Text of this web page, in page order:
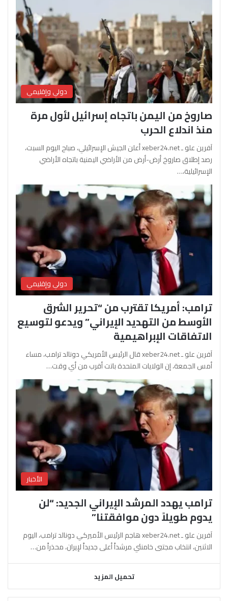
دولي وإقليمي
صاروخ من اليمن باتجاه إسرائيل لأول مرة
منذ اندلاع الحرب
آفرين علو ـ xeber24.net أعلن الجيش الإسرائيلي، صباح اليوم السبت،
رصد إطلاق صاروخ أرض-أرض من الأراضي اليمنية باتجاه الأراضي
الإسرائيلية،…
دولي وإقليمي
ترامب: أمريكا تقترب من “تحرير الشرق
الأوسط من التهديد الإيراني” ويدعو لتوسيع
الاتفاقات الإبراهيمية
آفرين علو ـ xeber24.net قال الرئيس الأمريكي دونالد ترامب، مساء
أمس الجمعة، إن الولايات المتحدة باتت أقرب من أي وقت…
الأخبار
ترامب يهدد المرشد الإيراني الجديد: “لن
يدوم طويلاً دون موافقتنا”
آفرين علو ـ xeber24.net هاجم الرئيس الأميركي دونالد ترامب، اليوم
الاثنين، انتخاب مجتبى خامنئي مرشداً أعلى جديداً لإيران، محذراً من…
تحميل المزيد